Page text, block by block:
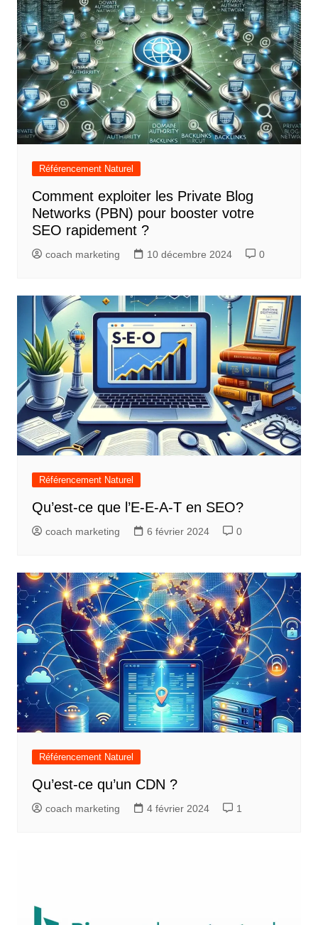
Référencement Naturel
Comment exploiter les Private Blog
Networks (PBN) pour booster votre
SEO rapidement ?
coach marketing 10 décembre 2024 0
Référencement Naturel
Qu’est-ce que l’E-E-A-T en SEO?
coach marketing 6 février 2024 0
Référencement Naturel
Qu’est-ce qu’un CDN ?
coach marketing 4 février 2024 1